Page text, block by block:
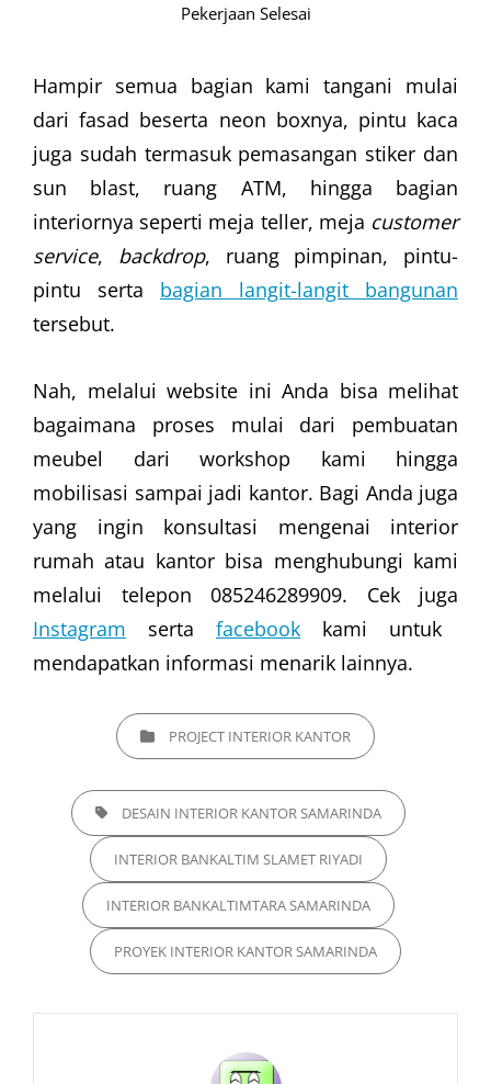
Pekerjaan Selesai
Hampir semua bagian kami tangani mulai
dari fasad beserta neon boxnya, pintu kaca
juga sudah termasuk pemasangan stiker dan
sun blast, ruang ATM, hingga bagian
interiornya seperti meja teller, meja customer
service, backdrop, ruang pimpinan, pintu-
pintu serta bagian langit-langit bangunan
tersebut.
Nah, melalui website ini Anda bisa melihat
bagaimana proses mulai dari pembuatan
meubel dari workshop kami hingga
mobilisasi sampai jadi kantor. Bagi Anda juga
yang ingin konsultasi mengenai interior
rumah atau kantor bisa menghubungi kami
melalui telepon 085246289909. Cek juga
Instagram serta facebook kami untuk
mendapatkan informasi menarik lainnya.
CATEGORIESPROJECT INTERIOR KANTOR
TAGS, DESAIN INTERIOR KANTOR SAMARINDA
INTERIOR BANKALTIM SLAMET RIYADI
INTERIOR BANKALTIMTARA SAMARINDA
PROYEK INTERIOR KANTOR SAMARINDA